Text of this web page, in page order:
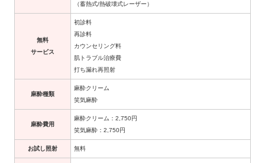
（蓄熱式/熱破壊式レーザー）
無料
サービス
初診料
再診料
カウンセリング料
肌トラブル治療費
打ち漏れ再照射
麻酔種類
麻酔クリーム
笑気麻酔
麻酔費用
麻酔クリーム：2,750円
笑気麻酔：2,750円
お試し照射 無料